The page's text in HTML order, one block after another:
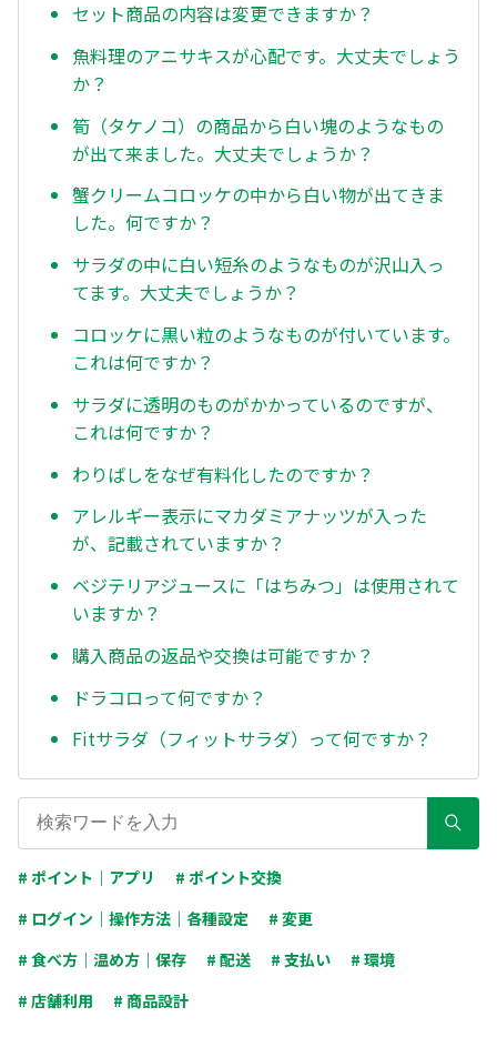
セット商品の内容は変更できますか？
魚料理のアニサキスが心配です。大丈夫でしょう
か？
筍（タケノコ）の商品から白い塊のようなもの
が出て来ました。大丈夫でしょうか？
蟹クリームコロッケの中から白い物が出てきま
した。何ですか？
サラダの中に白い短糸のようなものが沢山入っ
てます。大丈夫でしょうか？
コロッケに黒い粒のようなものが付いています。
これは何ですか？
サラダに透明のものがかかっているのですが、
これは何ですか？
わりばしをなぜ有料化したのですか？
アレルギー表示にマカダミアナッツが入った
が、記載されていますか？
ベジテリアジュースに「はちみつ」は使用されて
いますか？
購入商品の返品や交換は可能ですか？
ドラコロって何ですか？
Fitサラダ（フィットサラダ）って何ですか？
# ポイント｜アプリ
# ポイント交換
# ログイン｜操作方法｜各種設定
# 変更
# 食べ方｜温め方｜保存
# 配送 # 支払い
# 環境
# 店舗利用
# 商品設計